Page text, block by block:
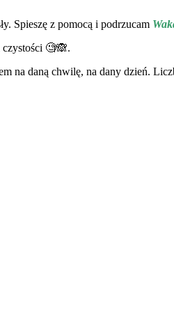
Spieszę z pomocą i podrzucam
czystości 🧐🙈.
daną chwilę, na dany dzień.